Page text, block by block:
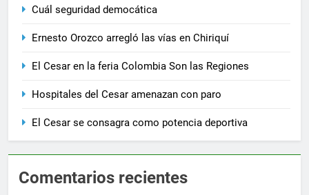
Cuál seguridad democática
Ernesto Orozco arregló las vías en Chiriquí
El Cesar en la feria Colombia Son las Regiones
Hospitales del Cesar amenazan con paro
El Cesar se consagra como potencia deportiva
Comentarios recientes